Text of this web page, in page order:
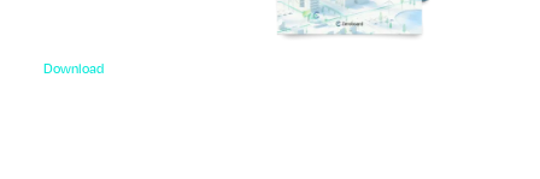
Download